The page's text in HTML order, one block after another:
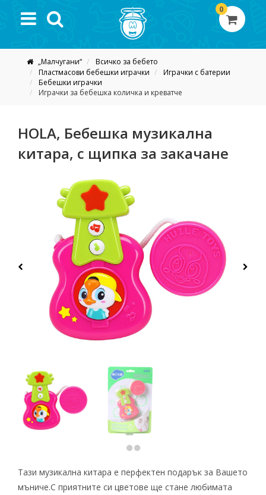
0
„Малчугани“
Всичко за бебето
Пластмасови бебешки играчки
Играчки с батерии
Бебешки играчки
Играчки за бебешка количка и креватче
HOLA, Бебешка музикална
китара, с щипка за закачане
Тази музикална китара е перфектен подарък за Вашето
мъниче.С приятните си цветове ще стане любимата